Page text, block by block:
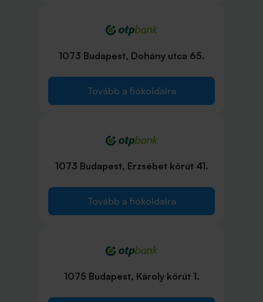
1073 Budapest, Dohány utca 65.
Tovább a fiókoldalra
1073 Budapest, Erzsébet körút 41.
Tovább a fiókoldalra
1075 Budapest, Károly körút 1.